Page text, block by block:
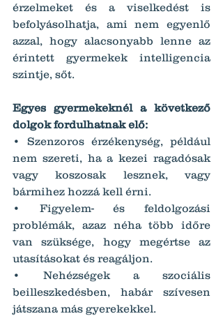
érzelmeket és a viselkedést is
befolyásolhatja, ami nem egyenlő
azzal, hogy alacsonyabb lenne az
érintett gyermekek intelligencia
szintje, sőt.
Egyes gyermekeknél a következő
dolgok fordulhatnak elő:
• Szenzoros érzékenység, például
nem szereti, ha a kezei ragadósak
vagy koszosak lesznek, vagy
bármihez hozzá kell érni.
• Figyelem- és feldolgozási
problémák, azaz néha több időre
van szüksége, hogy megértse az
utasításokat és reagáljon.
• Nehézségek a szociális
beilleszkedésben, habár szívesen
játszana más gyerekekkel.